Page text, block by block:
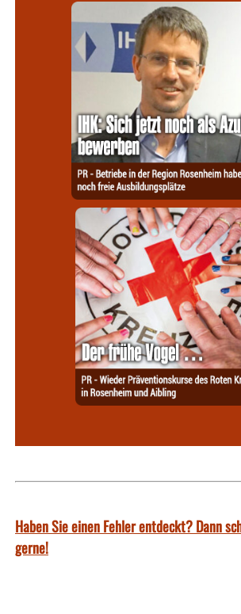
Haben Sie einen Fehler entdeckt? Dann
gerne!